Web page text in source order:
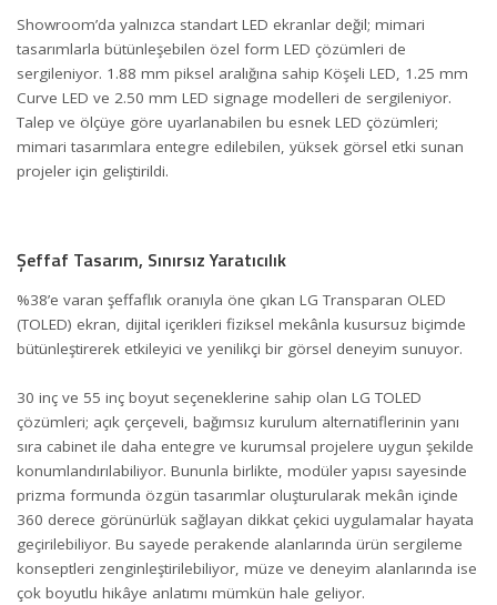
Showroom’da yalnızca standart LED ekranlar değil; mimari
tasarımlarla bütünleşebilen özel form LED çözümleri de
sergileniyor. 1.88 mm piksel aralığına sahip Köşeli LED, 1.25 mm
Curve LED ve 2.50 mm LED signage modelleri de sergileniyor.
Talep ve ölçüye göre uyarlanabilen bu esnek LED çözümleri;
mimari tasarımlara entegre edilebilen, yüksek görsel etki sunan
projeler için geliştirildi.
Şeffaf Tasarım, Sınırsız Yaratıcılık
%38’e varan şeffaflık oranıyla öne çıkan LG Transparan OLED
(TOLED) ekran, dijital içerikleri fiziksel mekânla kusursuz biçimde
bütünleştirerek etkileyici ve yenilikçi bir görsel deneyim sunuyor.
30 inç ve 55 inç boyut seçeneklerine sahip olan LG TOLED
çözümleri; açık çerçeveli, bağımsız kurulum alternatiflerinin yanı
sıra cabinet ile daha entegre ve kurumsal projelere uygun şekilde
konumlandırılabiliyor. Bununla birlikte, modüler yapısı sayesinde
prizma formunda özgün tasarımlar oluşturularak mekân içinde
360 derece görünürlük sağlayan dikkat çekici uygulamalar hayata
geçirilebiliyor. Bu sayede perakende alanlarında ürün sergileme
konseptleri zenginleştirilebiliyor, müze ve deneyim alanlarında ise
çok boyutlu hikâye anlatımı mümkün hale geliyor.